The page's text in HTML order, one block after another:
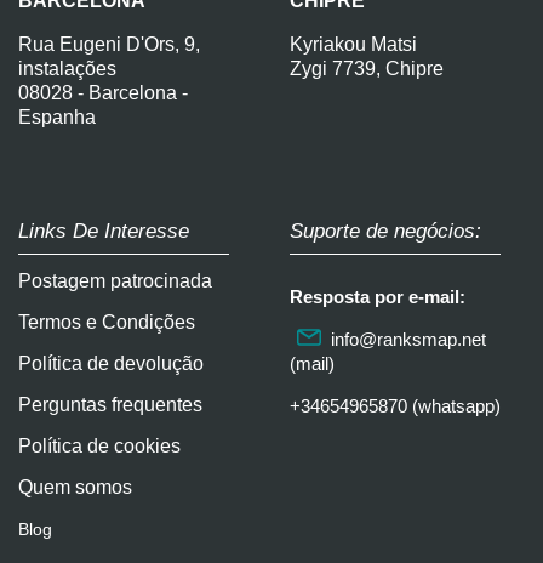
Rua Eugeni D'Ors, 9,
instalações
08028 - Barcelona -
Espanha
Kyriakou Matsi
Zygi 7739, Chipre
Links De Interesse
Postagem patrocinada
Termos e Condições
Política de devolução
Perguntas frequentes
Política de cookies
Quem somos
Blog
Suporte de negócios:
Resposta por e-mail:
info@ranksmap.net
(mail)
+34654965870 (whatsapp)